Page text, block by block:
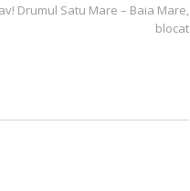
Drumul Satu Mare – Baia Mare,
blocat